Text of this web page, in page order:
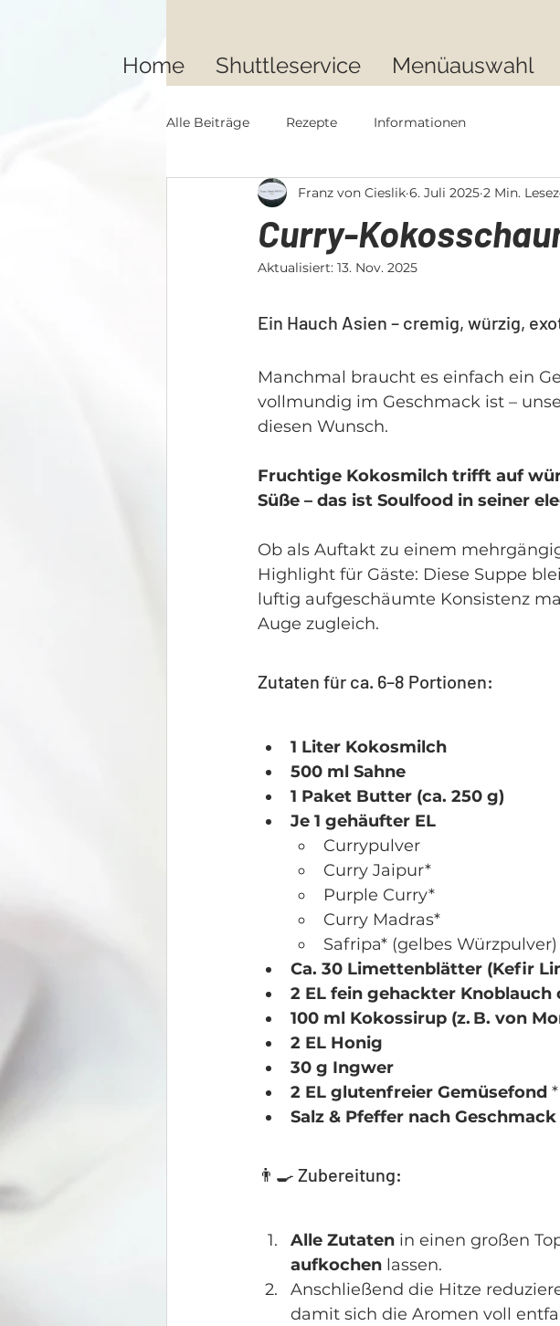
Home Shuttleservice Menüauswahl
Alle Beiträge Rezepte Informationen
Curry-
Franz von Cieslik 6. Juli 2025 2 Min.
Aktualisiert: 13. Nov. 2025
Ein Hauch Asien – cremig, würzig,
Manchmal braucht es einfach ein
vollmundig im Geschmack ist –
diesen Wunsch.
Fruchtige Kokosmilch trifft auf
Süße – das ist Soulfood in seiner
Ob als Auftakt zu einem
Highlight für Gäste: Diese Suppe
luftig aufgeschäumte Konsistenz
Auge zugleich.
Zutaten für ca. 6–8 Portionen:
1 Liter Kokosmilch
500 ml Sahne
1 Paket Butter (ca. 250 g)
Je 1 gehäufter EL
Currypulver
Curry Jaipur*
Purple Curry*
Curry Madras*
Safripa* (gelbes Würzpulver)
Ca. 30 Limettenblätter (Kefir
2 EL fein gehackter Knoblauch
100 ml Kokossirup (z. B. von
2 EL Honig
30 g Ingwer
2 EL glutenfreier Gemüsefond *
Salz & Pfeffer nach Geschmack
👨‍🍳 Zubereitung:
Alle Zutaten in einen großen
aufkochen lassen.
Anschließend die Hitze
damit sich die Aromen voll